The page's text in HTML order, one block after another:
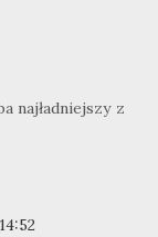
najładniejszy z